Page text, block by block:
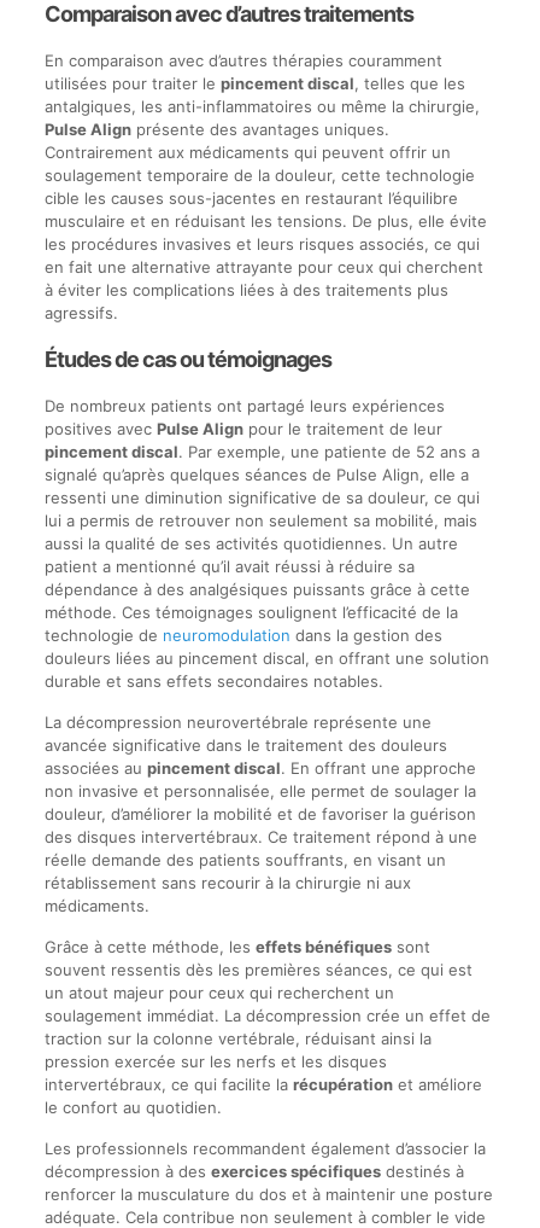
Comparaison avec d’autres traitements
En comparaison avec d’autres thérapies couramment
utilisées pour traiter le pincement discal, telles que les
antalgiques, les anti-inflammatoires ou même la chirurgie,
Pulse Alignprésente des avantages uniques.
Contrairement aux médicaments qui peuvent offrir un
soulagement temporaire de la douleur, cette technologie
cible les causes sous-jacentes en restaurant l’équilibre
musculaire et en réduisant les tensions. De plus, elle évite
les procédures invasives et leurs risques associés, ce qui
en fait une alternative attrayante pour ceux qui cherchent
à éviter les complications liées à des traitements plus
agressifs.
Études de cas ou témoignages
De nombreux patients ont partagé leurs expériences
positives avec Pulse Alignpour le traitement de leur
pincement discal. Par exemple, une patiente de 52 ans a
signalé qu’après quelques séances de Pulse Align, elle a
ressenti une diminution significative de sa douleur, ce qui
lui a permis de retrouver non seulement sa mobilité, mais
aussi la qualité de ses activités quotidiennes. Un autre
patient a mentionné qu’il avait réussi à réduire sa
dépendance à des analgésiques puissants grâce à cette
méthode. Ces témoignages soulignent l’efficacité de la
technologie de neuromodulation dans la gestion des
douleurs liées au pincement discal, en offrant une solution
durable et sans effets secondaires notables.
La décompression neurovertébrale représente une
avancée significative dans le traitement des douleurs
associées au pincement discal. En offrant une approche
non invasive et personnalisée, elle permet de soulager la
douleur, d’améliorer la mobilité et de favoriser la guérison
des disques intervertébraux. Ce traitement répond à une
réelle demande des patients souffrants, en visant un
rétablissement sans recourir à la chirurgie ni aux
médicaments.
Grâce à cette méthode, les effets bénéfiquessont
souvent ressentis dès les premières séances, ce qui est
un atout majeur pour ceux qui recherchent un
soulagement immédiat. La décompression crée un effet de
traction sur la colonne vertébrale, réduisant ainsi la
pression exercée sur les nerfs et les disques
intervertébraux, ce qui facilite la récupérationet améliore
le confort au quotidien.
Les professionnels recommandent également d’associer la
décompression à des exercices spécifiquesdestinés à
renforcer la musculature du dos et à maintenir une posture
adéquate. Cela contribue non seulement à combler le vide